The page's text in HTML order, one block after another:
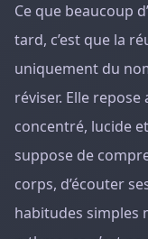
Ce que beaucoup
tard, c’est que la
uniquement du
réviser. Elle
concentré, lucide
suppose de
corps, d’écouter
habitudes simples